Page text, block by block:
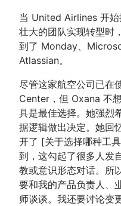
当 United Airlines 开
壮大的团队实现转型时
到了 Monday、
Atlassian。
尽管这家航空公司已
Center，但 Oxana 不
具是最佳选择。她强烈
据逻辑做出决定。她回
开了 [关于选择哪种工
到，这勾起了很多人发
教或意识形态对话。所
要和我的产品负责人、
师谈谈。我还要讨论变